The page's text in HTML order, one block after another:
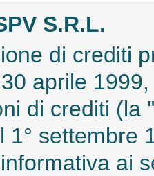
S.R.L.
di crediti
aprile
di crediti (la
1° settembre
ai